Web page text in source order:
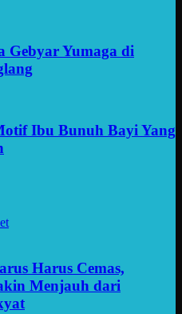
Gebyar Yumaga di
Ibu Bunuh Bayi Yang
Harus Cemas,
Menjauh dari